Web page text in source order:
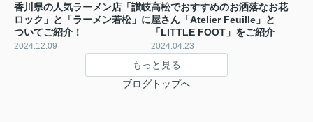
香川県の人気ラーメン店「讃岐
ロック」と「ラーメン若松」に
ついてご紹介！
2024.12.09
高松でおすすめのお洒落なお花
屋さん「Atelier Feuille」と
「LITTLE FOOT」をご紹介
2024.04.23
もっと見る
ブログトップへ